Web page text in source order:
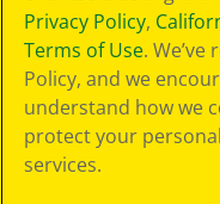
privacidad de CA
Cookie
Preferences
Condiciones de
uso
Accesibilidad web
Mapa del sitio
Privacy Policy,
Terms of Use.
Policy, and we
understand how we
protect your
services.